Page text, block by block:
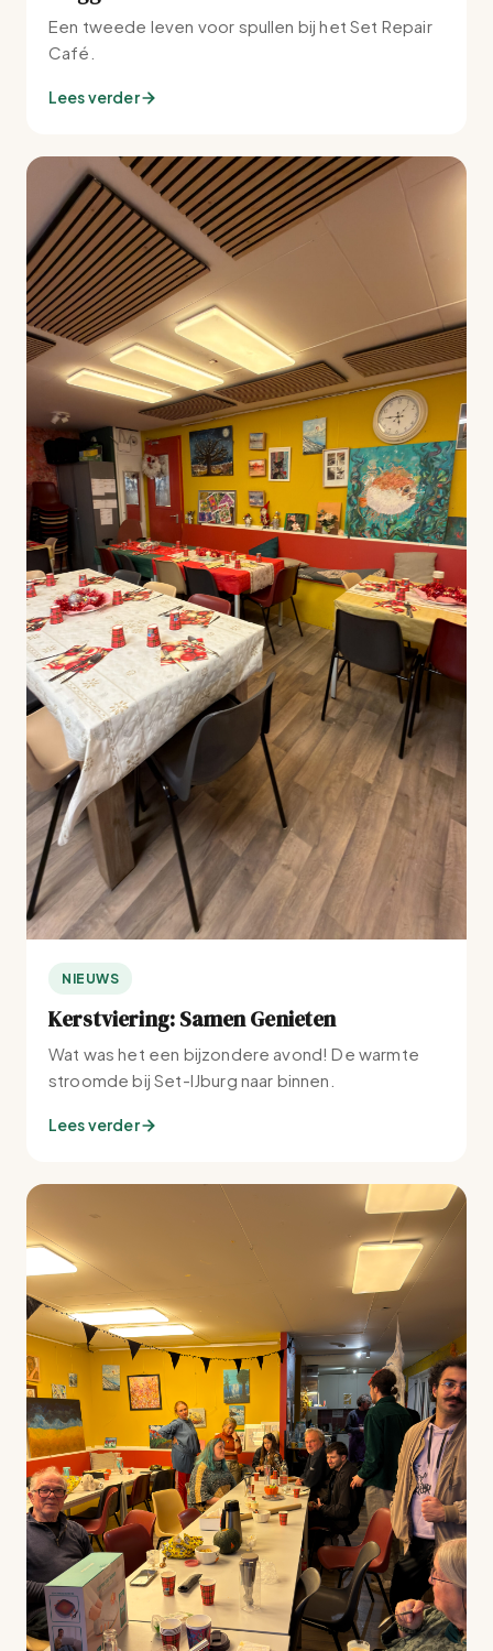
Een tweede leven voor spullen bij het Set Repair
Café.
Lees verder
NIEUWS
Kerstviering: Samen Genieten
Wat was het een bijzondere avond! De warmte
stroomde bij Set-IJburg naar binnen.
Lees verder